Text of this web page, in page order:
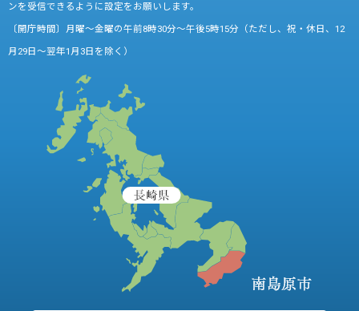
ンを受信できるように設定をお願いします。
〔開庁時間〕月曜～金曜の午前8時30分～午後5時15分（ただし、祝・休日、12
月29日～翌年1月3日を除く）